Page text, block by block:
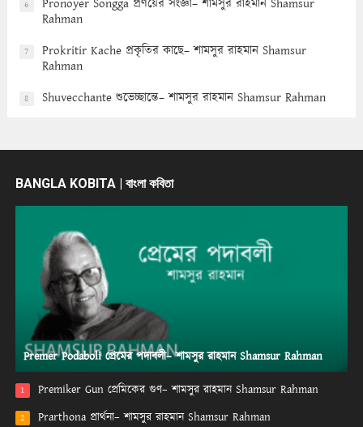
6
Pronoyer Songga প্রণয়ের সংজ্ঞা– শামসুর রাহমান Shamsur
Rahman
7
Prokritir Kache প্রকৃতির কাছে– শামসুর রাহমান Shamsur
Rahman
8 Shuvecchante শুভেচ্ছান্তে– শামসুর রাহমান Shamsur Rahman
BANGLA KOBITA | বাংলা কবিতা
Premer Podaboli প্রেমের পদাবলী– শামসুর রাহমান Shamsur Rahman
1 Premiker Gun প্রেমিকের গুণ– শামসুর রাহমান Shamsur Rahman
2 Prarthona প্রার্থনা– শামসুর রাহমান Shamsur Rahman